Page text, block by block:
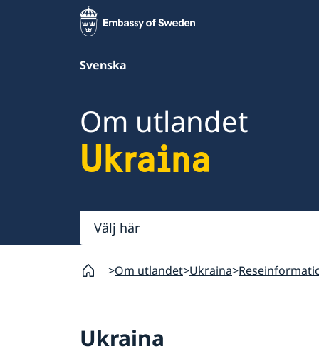
Svenska
Om utlandet
Ukraina
Välj
här
Om utlandet Ukraina
Ukraina